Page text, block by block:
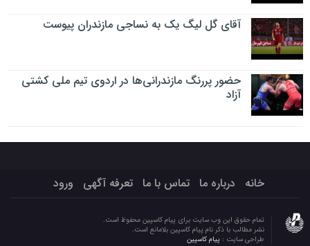
آقای گل لیگ یک به نساجی مازندران پیوست
حضور پررنگ مازندرانی‌ها در اردوی تیم ملی کشتی
آزاد
خانه درباره ما تماس با ما تعرفه آگهی ورود
تمام حقوق این وب سایت برای پیام کاسپین محفوظ است.
نشر مطالب با ذکر نام پیام کاسپین بلامانع است.
طراحی سایت : پیام کاسپین